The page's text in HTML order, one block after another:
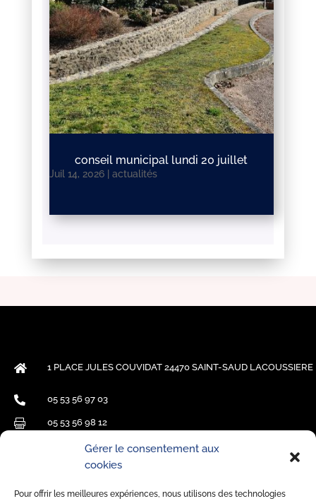
Gérer le consentement aux
cookies
Pour offrir les meilleures expériences, nous utilisons des technologies
conseil municipal lundi 20 juillet
Juil 14, 2026| actualités
 1 PLACE JULES COUVIDAT 24470 SAINT-SAUD LACOUSSIERE
 05 53 56 97 03
 05 53 56 98 12
mairie.saint-saud@wanadoo.fr
HORAIRES